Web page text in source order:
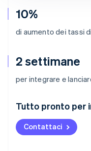
10%
di aumento dei tassi
2 settimane
per integrare e
Tutto pronto per
Contattaci
Australia
English
Austria
DeutschEnglish